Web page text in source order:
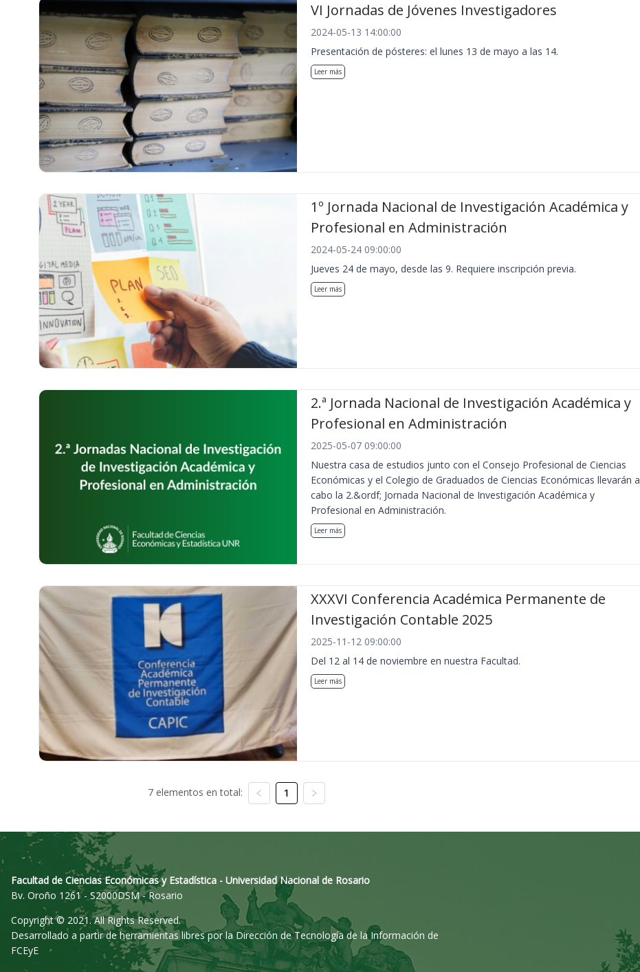
VI Jornadas de Jóvenes Investigadores
2024-05-13 14:00:00
Presentación de pósteres: el lunes 13 de mayo a las 14.
Leer más
1º Jornada Nacional de Investigación Académica y
Profesional en Administración
2024-05-24 09:00:00
Jueves 24 de mayo, desde las 9. Requiere inscripción previa.
Leer más
2.ª Jornada Nacional de Investigación Académica y
Profesional en Administración
2025-05-07 09:00:00
Nuestra casa de estudios junto con el Consejo Profesional de Ciencias
Económicas y el Colegio de Graduados de Ciencias Económicas llevarán a
cabo la 2.&ordf; Jornada Nacional de Investigación Académica y
Profesional en Administración.
Leer más
XXXVI Conferencia Académica Permanente de
Investigación Contable 2025
2025-11-12 09:00:00
Del 12 al 14 de noviembre en nuestra Facultad.
Leer más
7 elementos en total: 1
Facultad de Ciencias Económicas y Estadística - Universidad Nacional de Rosario
Bv. Oroño 1261 - S2000DSM - Rosario
Copyright © 2021. All Rights Reserved.
Desarrollado a partir de herramientas libres por la Dirección de Tecnología de la Información de
FCEyE